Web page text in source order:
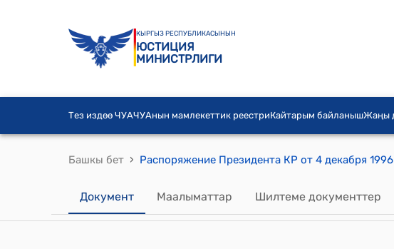
КЫРГЫЗ РЕСПУБЛИКАСЫНЫН
ЮСТИЦИЯ
МИНИСТРЛИГИ
Тез издөө ЧУАЧУАнын мамлекеттик реестриКайтарым байланышЖаңы
Башкы бет ›
Документ Маалыматтар Шилтеме документтер